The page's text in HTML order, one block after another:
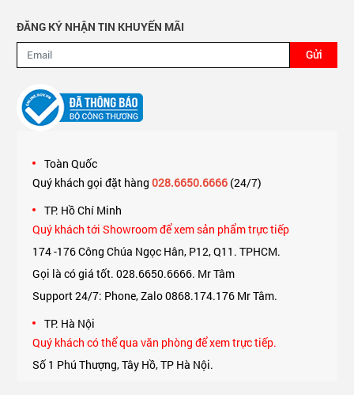
ĐĂNG KÝ NHẬN TIN KHUYẾN MÃI
Gửi
Toàn Quốc
Quý khách gọi đặt hàng 028.6650.6666(24/7)
TP. Hồ Chí Minh
Quý khách tới Showroom để xem sản phẩm trực tiếp
174 -176 Công Chúa Ngọc Hân, P12, Q11. TPHCM.
Gọi là có giá tốt. 028.6650.6666. Mr Tâm
Support 24/7: Phone, Zalo 0868.174.176 Mr Tâm.
TP. Hà Nội
Quý khách có thể qua văn phòng để xem trực tiếp.
Số 1 Phú Thượng, Tây Hồ, TP Hà Nội.